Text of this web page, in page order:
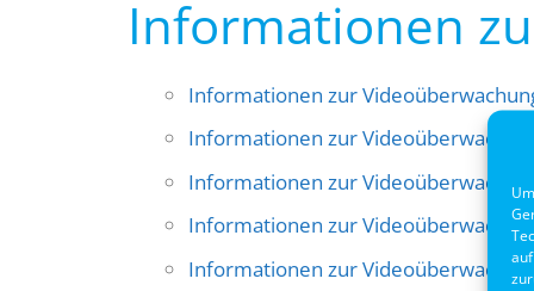
Informationen
Informationen zur
Informationen zur
Informationen zur
Informationen zur
Informationen zur